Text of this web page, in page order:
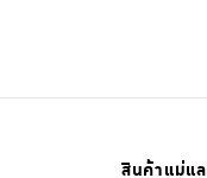
สินค้าแม่แ